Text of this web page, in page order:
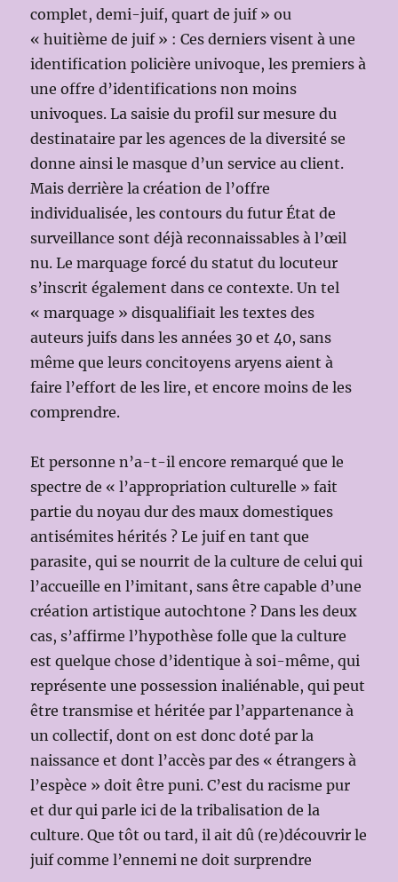
complet, demi-juif, quart de juif » ou
« huitième de juif » : Ces derniers visent à une
identification policière univoque, les premiers à
une offre d’identifications non moins
univoques. La saisie du profil sur mesure du
destinataire par les agences de la diversité se
donne ainsi le masque d’un service au client.
Mais derrière la création de l’offre
individualisée, les contours du futur État de
surveillance sont déjà reconnaissables à l’œil
nu. Le marquage forcé du statut du locuteur
s’inscrit également dans ce contexte. Un tel
« marquage » disqualifiait les textes des
auteurs juifs dans les années 30 et 40, sans
même que leurs concitoyens aryens aient à
faire l’effort de les lire, et encore moins de les
comprendre.
Et personne n’a-t-il encore remarqué que le
spectre de « l’appropriation culturelle » fait
partie du noyau dur des maux domestiques
antisémites hérités ? Le juif en tant que
parasite, qui se nourrit de la culture de celui qui
l’accueille en l’imitant, sans être capable d’une
création artistique autochtone ? Dans les deux
cas, s’affirme l’hypothèse folle que la culture
est quelque chose d’identique à soi-même, qui
représente une possession inaliénable, qui peut
être transmise et héritée par l’appartenance à
un collectif, dont on est donc doté par la
naissance et dont l’accès par des « étrangers à
l’espèce » doit être puni. C’est du racisme pur
et dur qui parle ici de la tribalisation de la
culture. Que tôt ou tard, il ait dû (re)découvrir le
juif comme l’ennemi ne doit surprendre